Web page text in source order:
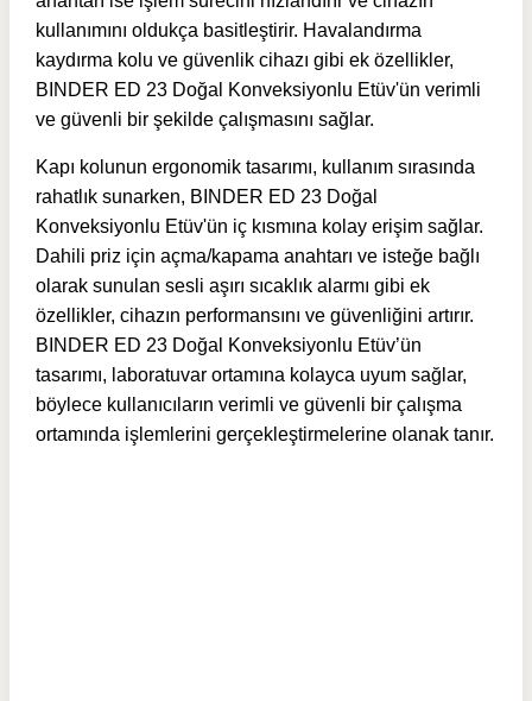
kullanımını oldukça basitleştirir. Havalandırma
kaydırma kolu ve güvenlik cihazı gibi ek özellikler,
BINDER ED 23 Doğal Konveksiyonlu Etüv'ün verimli
ve güvenli bir şekilde çalışmasını sağlar.
Kapı kolunun ergonomik tasarımı, kullanım sırasında
rahatlık sunarken, BINDER ED 23 Doğal
Konveksiyonlu Etüv'ün iç kısmına kolay erişim sağlar.
Dahili priz için açma/kapama anahtarı ve isteğe bağlı
olarak sunulan sesli aşırı sıcaklık alarmı gibi ek
özellikler, cihazın performansını ve güvenliğini artırır.
BINDER ED 23 Doğal Konveksiyonlu Etüv’ün
tasarımı, laboratuvar ortamına kolayca uyum sağlar,
böylece kullanıcıların verimli ve güvenli bir çalışma
ortamında işlemlerini gerçekleştirmelerine olanak tanır.